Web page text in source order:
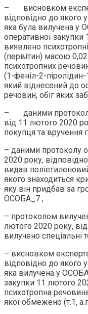
– висновком
відповідно до якого
яка була вилучена у
оперативної
виявлено
(первітин) масою
психотропних
(1-феніл-2-
який віднесений до
речовин, обіг яких
– даними
від 11 лютого 2020
покупця та вручення
– даними протоколу
2020 року,
видав
якого знаходиться
яку він придбав за
ОСОБА_7 ;
– протоколом
лютого 2020 року,
вилучено спеціальні
– висновком
відповідно до якого
яка вилучена у
закупки 11 лютого
психотропна
якої обмежено (т.1,